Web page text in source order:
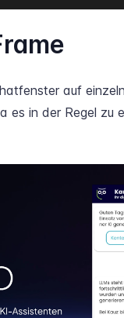
auf
es in der Regel zu